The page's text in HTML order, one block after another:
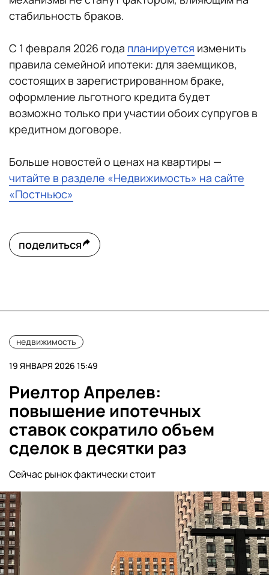
стабильность браков.
С 1 февраля 2026 года планируется изменить
правила семейной ипотеки: для заемщиков,
состоящих в зарегистрированном браке,
оформление льготного кредита будет
возможно только при участии обоих супругов в
кредитном договоре.
Больше новостей о ценах на квартиры —
читайте в разделе «Недвижимость» на сайте
«Постньюс»
поделиться
недвижимость
19 ЯНВАРЯ 2026 15:49
Риелтор Апрелев:
повышение ипотечных
ставок сократило объем
сделок в десятки раз
Сейчас рынок фактически стоит